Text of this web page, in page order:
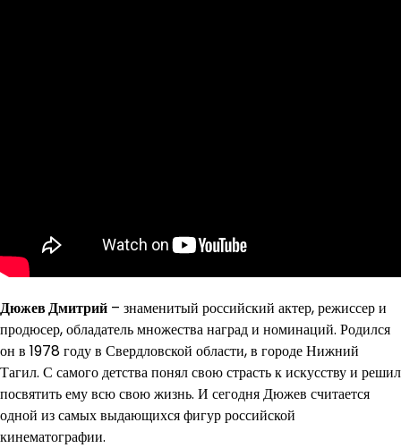
Дюжев Дмитрий – знаменитый российский актер, режиссер и
продюсер, обладатель множества наград и номинаций. Родился
он в 1978 году в Свердловской области, в городе Нижний
Тагил. С самого детства понял свою страсть к искусству и решил
посвятить ему всю свою жизнь. И сегодня Дюжев считается
одной из самых выдающихся фигур российской
кинематографии.